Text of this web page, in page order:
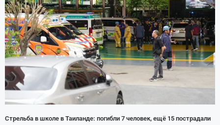
Стрельба в школе в Таиланде: погибли 7 человек, ещё 15 пострадали